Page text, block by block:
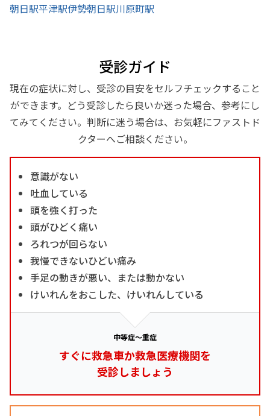
朝日駅平津駅伊勢朝日駅川原町駅
受診ガイド
現在の症状に対し、受診の目安をセルフチェックすること
ができます。どう受診したら良いか迷った場合、参考にし
てみてください。判断に迷う場合は、お気軽にファストド
クターへご相談ください。
意識がない
吐血している
頭を強く打った
頭がひどく痛い
ろれつが回らない
我慢できないひどい痛み
手足の動きが悪い、または動かない
けいれんをおこした、けいれんしている
中等症～重症
すぐに救急車か救急医療機関を
受診しましょう